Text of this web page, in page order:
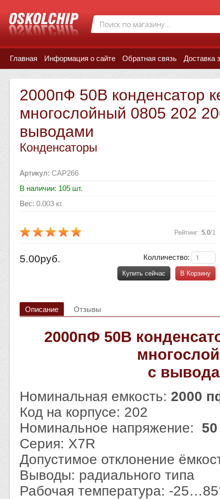
Главная Информация о сайте Обратная связь Доставка
2000пФ 50В конденсатор
многослойный 0805 202
выводами
Конденсаторы
Артикул: CAP266
В наличии: 105 шт.
Вес: 0.003 кг.
Рейтинг: 5.0/1
Колличество:
В Корзину
Купить сейчас
5.00руб.
Описание Отзывы
2000пФ 50В
с
Номинальная емкость: 2000
Код на корпусе: 202
Номинальное напряжение:
Серия: X7R
Допустимое отклонение
Выводы: радиального типа
Рабочая температура: -